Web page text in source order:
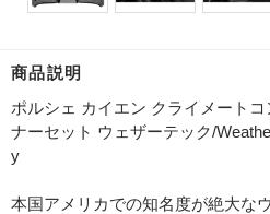
商品説明
ポルシェ カイエン クライメート
ナーセット ウェザーテック/
y
本国アメリカでの知名度が絶大な